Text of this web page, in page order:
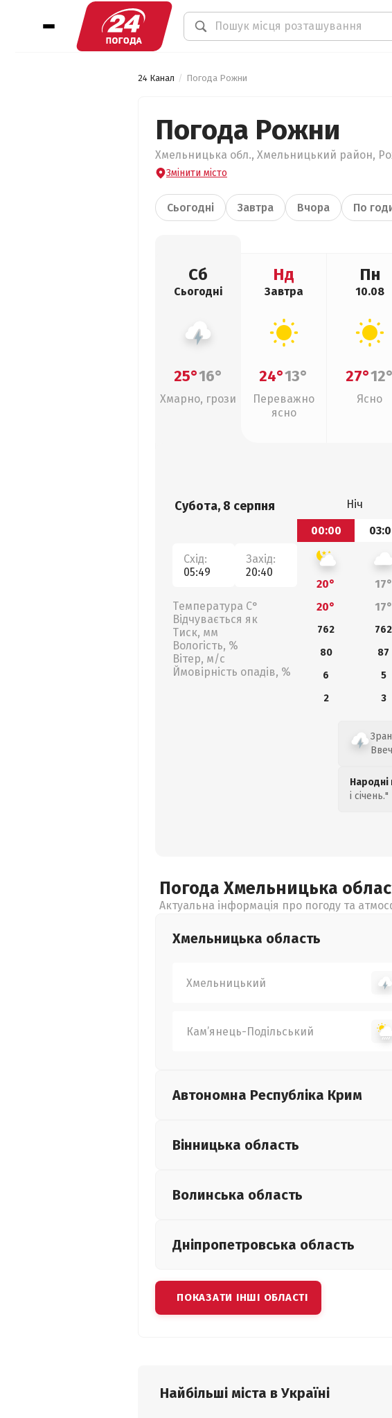
24 Канал Погода Рожни
Погода Рожни
Хмельницька обл., Хмельницький район,
Змінити місто
Сьогодні Завтра Вчора По
Сб
Сьогодні
25°16°
Хмарно, грози
Нд
Завтра
24°13°
Переважно
ясно
Пн
10.08
27°12°
Ясно
Субота, 8 серпня
Схід:
05:49
Захід:
20:40
Температура С°
Відчувається як
Тиск, мм
Вологість, %
Вітер, м/с
Ймовірність опадів, %
Ніч
00:00
20° 17°
20°
17°
762 762
80
87
6
5
2
3
і січень."
Погода Хмельницька
Актуальна інформація про погоду та
Хмельницька область
Хмельницький
Кам’янець-Подільський
Автономна Республіка Крим
Вінницька область
Волинська область
Дніпропетровська область
ПОКАЗАТИ ІНШІ ОБЛАСТІ
Найбільші міста в Україні